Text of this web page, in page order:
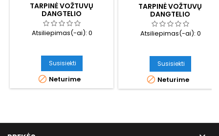
TARPINĖ VOŽTUVŲ
DANGTELIO
Atsiliepimas(-ai): 0
Susisiekti
 Neturime
TARPINĖ VOŽTUVŲ
DANGTELIO
Atsiliepimas(-ai): 0
Susisiekti
 Neturime